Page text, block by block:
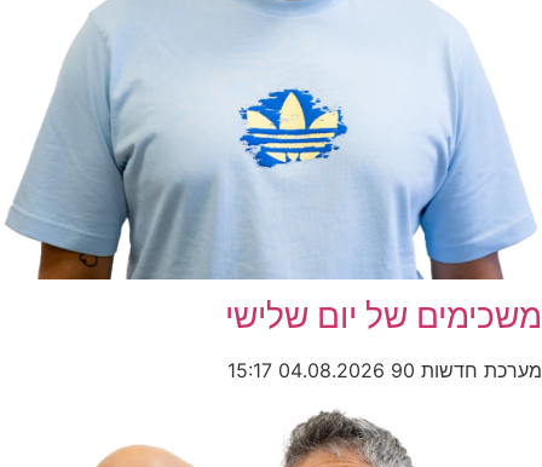
משכימים של יום שלישי
מערכת חדשות 90 04.08.2026
15:17